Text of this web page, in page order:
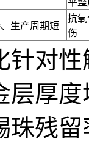
平
生产周期短
抗氧
伤
针对
层厚
残留